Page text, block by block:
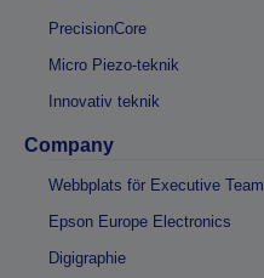
PrecisionCore
Micro Piezo-teknik
Innovativ teknik
Company
Webbplats för Executive Team
Epson Europe Electronics
Digigraphie